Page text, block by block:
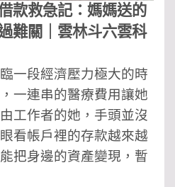
款救急記：媽媽送的
難關｜雲林斗六雲科
一段經濟壓力極大的時
一連串的醫療費用讓她
工作者的她，手頭並沒
看帳戶裡的存款越來越
把身邊的資產變現，暫